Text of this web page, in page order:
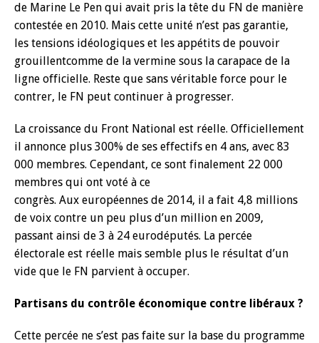
de Marine Le Pen qui avait pris la tête du FN de manière
contestée en 2010. Mais cette unité n’est pas garantie,
les tensions idéologiques et les appétits de pouvoir
grouillentcomme de la vermine sous la carapace de la
ligne officielle. Reste que sans véritable force pour le
contrer, le FN peut continuer à progresser.
La croissance du Front National est réelle. Officiellement
il annonce plus 300% de ses effectifs en 4 ans, avec 83
000 membres. Cependant, ce sont finalement 22 000
membres qui ont voté à ce
congrès. Aux européennes de 2014, il a fait 4,8 millions
de voix contre un peu plus d’un million en 2009,
passant ainsi de 3 à 24 eurodéputés. La percée
électorale est réelle mais semble plus le résultat d’un
vide que le FN parvient à occuper.
Partisans du contrôle économique contre libéraux ?
Cette percée ne s’est pas faite sur la base du programme